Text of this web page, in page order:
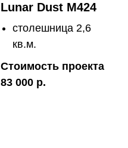
Lunar Dust M424
столешница 2,6
кв.м.
Стоимость проекта
83 000 р.